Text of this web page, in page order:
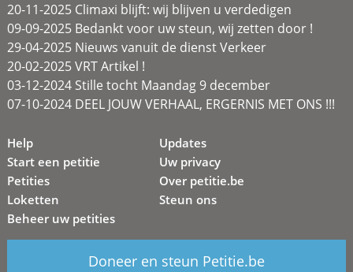
20-11-2025 Climaxi blijft: wij blijven u verdedigen
09-09-2025 Bedankt voor uw steun, wij zetten door !
29-04-2025 Nieuws vanuit de dienst Verkeer
20-02-2025 VRT Artikel !
03-12-2024 Stille tocht Maandag 9 december
07-10-2024 DEEL JOUW VERHAAL, ERGERNIS MET ONS !!!
Help
Start een petitie
Petities
Loketten
Beheer uw petities
Updates
Uw privacy
Over petitie.be
Steun ons
Doneer en steun Petitie.be